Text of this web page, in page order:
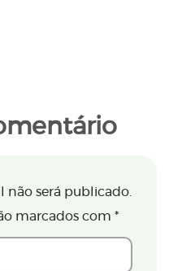
não será publicado.
marcados com *